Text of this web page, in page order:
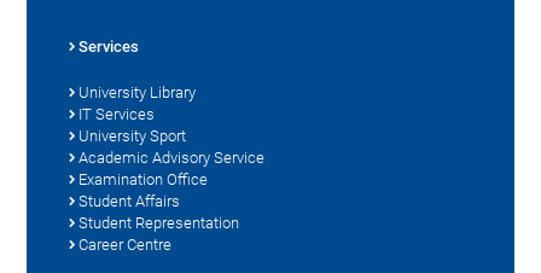
Services
University Library
IT Services
University Sport
Academic Advisory Service
Examination Office
Student Affairs
Student Representation
Career Centre